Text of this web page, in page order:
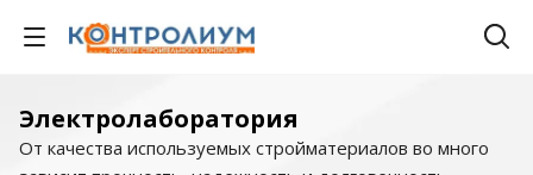
Электролаборатория
От качества используемых стройматериалов во много